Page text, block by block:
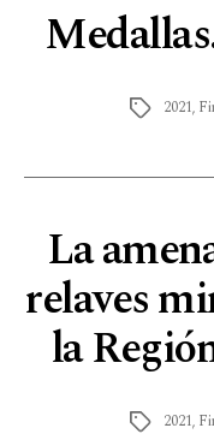
2021,
La
relaves
la
2021,